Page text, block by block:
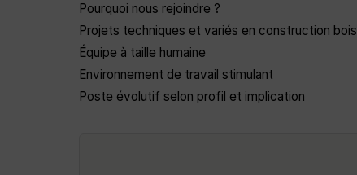
Pourquoi nous rejoindre ?
Projets techniques et variés en construction bois
Équipe à taille humaine
Environnement de travail stimulant
Poste évolutif selon profil et implication